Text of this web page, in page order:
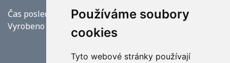
Používáme soubory
cookies
Tyto webové stránky používají
Čas poslední aktualizace: 6. 8. 2026 11:50
Vyrobeno v